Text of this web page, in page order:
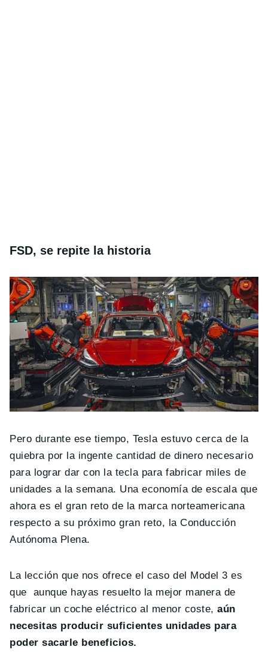
FSD, se repite la historia
Pero durante ese tiempo, Tesla estuvo cerca de la
quiebra por la ingente cantidad de dinero necesario
para lograr dar con la tecla para fabricar miles de
unidades a la semana. Una economía de escala que
ahora es el gran reto de la marca norteamericana
respecto a su próximo gran reto, la Conducción
Autónoma Plena.
La lección que nos ofrece el caso del Model 3 es
que aunque hayas resuelto la mejor manera de
fabricar un coche eléctrico al menor coste, aún
necesitas producir suficientes unidades para
poder sacarle beneficios.